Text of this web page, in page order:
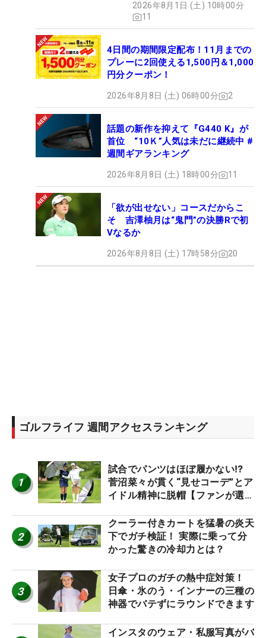
2026年8月1日 (土) 10時00分
11
4日間の期間限定配布！11月までの
プレーに2回使える1,500円＆1,000
円分クーポン！
2026年8月8日 (土) 06時00分 2
話題の新作を抑えて『G440 K』が
首位 “10Ｋ”人気は未だに継続中 #
週間ギアランキング
2026年8月8日 (土) 18時00分 11
「欲が出せない」コースだからこ
そ 吉澤柚月は“鬼門”の決勝Rで初
Vなるか
2026年8月8日 (土) 17時58分 20
ゴルフライフ 週間アクセスランキング
1
試合でパンツはほぼ履かない⁉
菅沼菜々が貫く“見せコーデ”とア
イドル精神に脱帽【ファンが選ぶ
2
クーラー付きカートを猛暑の炎天
下でガチ検証！ 実際に乗って分
かった驚きの冷却力とは？
3
女子プロのガチの熱中症対策！
日傘・氷のう・インナーの三種の
神器でバテずにラウンドできます
インスタのウェア・私服写真がバ